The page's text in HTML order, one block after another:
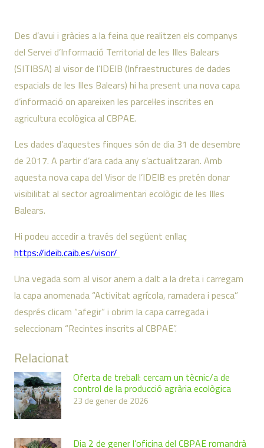
Des d’avui i gràcies a la feina que realitzen els companys
del Servei d’Informació Territorial de les Illes Balears
(SITIBSA) al visor de l’IDEIB (Infraestructures de dades
espacials de les Illes Balears) hi ha present una nova capa
d’informació on apareixen les parcel·les inscrites en
agricultura ecològica al CBPAE.
Les dades d’aquestes finques són de dia 31 de desembre
de 2017. A partir d’ara cada any s’actualitzaran. Amb
aquesta nova capa del Visor de l’IDEIB es pretén donar
visibilitat al sector agroalimentari ecològic de les Illes
Balears.
Hi podeu accedir a través del següent enllaç
https://ideib.caib.es/visor/
Una vegada som al visor anem a dalt a la dreta i carregam
la capa anomenada “Activitat agrícola, ramadera i pesca”
després clicam “afegir” i obrim la capa carregada i
seleccionam “Recintes inscrits al CBPAE”.
Relacionat
Oferta de treball: cercam un tècnic/a de
control de la producció agrària ecològica
23 de gener de 2026
Dia 2 de gener l’oficina del CBPAE romandrà